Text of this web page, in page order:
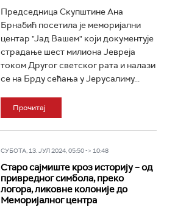
Председница Скупштине Ана
Брнабић посетила је меморијални
центар "Јад Вашем" који документује
страдање шест милиона Јевреја
током Другог светског рата и налази
се на Брду сећања у Јерусалиму...
Прочитај
СУБОТА, 13. ЈУЛ 2024, 05:50 -> 10:48
Старо сајмиште кроз историју – од
привредног симбола, преко
логора, ликовне колоније до
Меморијалног центра